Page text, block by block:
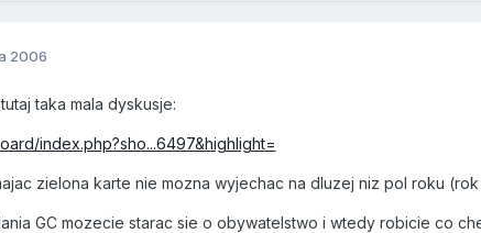
2006
taka mala dyskusje:
index.php?sho...6497&highlight=
zielona karte nie mozna wyjechac na dluzej niz pol roku
GC mozecie starac sie o obywatelstwo i wtedy robicie co